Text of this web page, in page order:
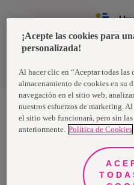
Política de
Nosotras, una marca de Essity -
higiene y salud. Cada día, mil
propósito es romper barreras por
consumidores, pacientes,
general. Vendemos en
principales marcas globales
¡Acepte las cookies para
personalizada!
Al hacer clic en “Aceptar todas las
almacenamiento de cookies en su
navegación en el sitio web,
nuestros esfuerzos de marketing.
el sitio web funcionará, pero sin
anteriormente. Política de Cookies